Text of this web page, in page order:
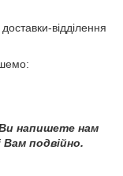
відділення
напишете нам
подвійно.